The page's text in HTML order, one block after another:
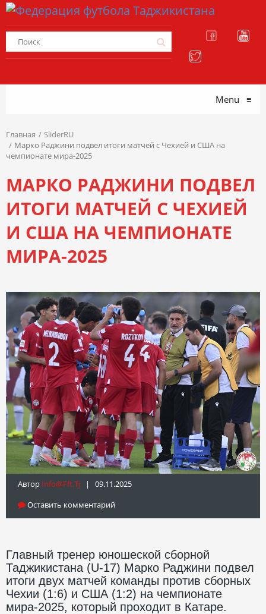
Menu ≡
Главная
SliderRU
Марко Раджини подвел итоги матчей с Чехией и США на
чемпионате мира-2025
МАРКО РАДЖИНИ ПОДВЕЛ
ИТОГИ МАТЧЕЙ С ЧЕХИЕЙ
И США НА ЧЕМПИОНАТЕ
МИРА-2025
Автор Info@fft.tj | 09.11.2025
Оставить комментарий
Главный тренер юношеской сборной
Таджикистана (U-17) Марко Раджини подвел
итоги двух матчей команды против сборных
Чехии (1:6) и США (1:2) на чемпионате
мира-2025, который проходит в Катаре.